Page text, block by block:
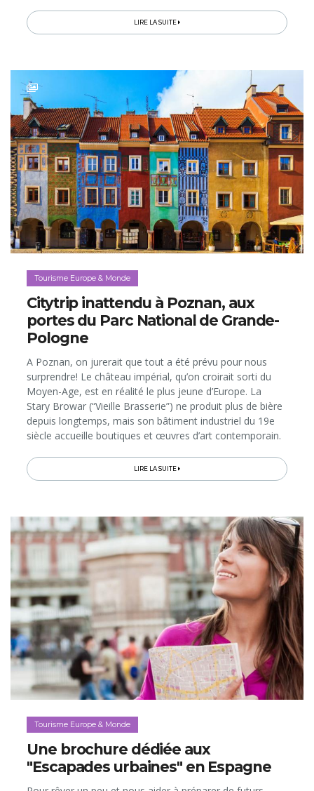
dans les boulangeries et restaurants, sans parler des...
LIRE LA SUITE
Tourisme Europe & Monde
Citytrip inattendu à Poznan, aux
portes du Parc National de Grande-
Pologne
A Poznan, on jurerait que tout a été prévu pour nous
surprendre! Le château impérial, qu’on croirait sorti du
Moyen-Age, est en réalité le plus jeune d’Europe. La
Stary Browar (“Vieille Brasserie”) ne produit plus de bière
depuis longtemps, mais son bâtiment industriel du 19e
siècle accueille boutiques et œuvres d’art contemporain.
LIRE LA SUITE
Tourisme Europe & Monde
Une brochure dédiée aux
"Escapades urbaines" en Espagne